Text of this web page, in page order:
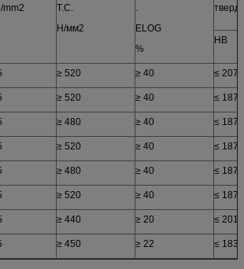
mm2
Т.С.
Н/мм2
.
ELOG
%
HB
≥ 520 ≥ 40 ≤ 207
≥ 520 ≥ 40 ≤ 187
≥ 480 ≥ 40 ≤ 187
≥ 520 ≥ 40 ≤ 187
≥ 480 ≥ 40 ≤ 187
≥ 520 ≥ 40 ≤ 187
≥ 440 ≥ 20 ≤ 201
≥ 450 ≥ 22 ≤ 183